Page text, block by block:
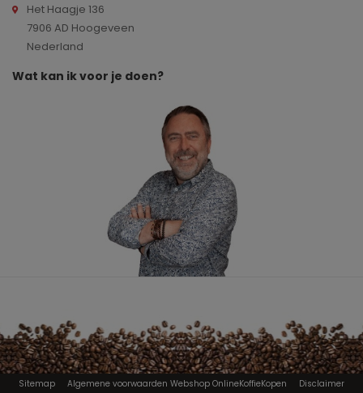
Het Haagje 136
7906 AD Hoogeveen
Nederland
Wat kan ik voor je doen?
Sitemap Algemene voorwaarden Webshop OnlineKoffieKopen Disclaimer